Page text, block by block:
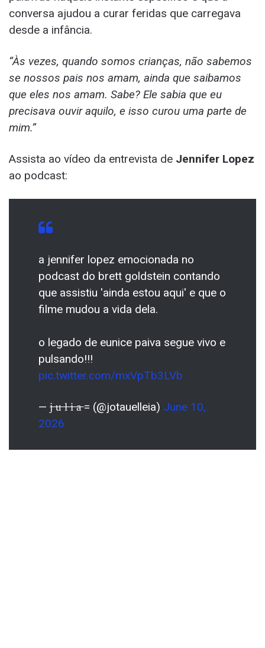
conversa ajudou a curar feridas que carregava
desde a infância.
“Às vezes, quando somos crianças, não sabemos
se nossos pais nos amam, ainda que saibamos
que eles nos amam. Sabe? Ele sabia que eu
precisava ouvir aquilo, e isso curou uma parte de
mim.”
Assista ao vídeo da entrevista de Jennifer Lopez
ao podcast:
a jennifer lopez emocionada no
podcast do brett goldstein contando
que assistiu 'ainda estou aqui' e que o
filme mudou a vida dela.
o legado de eunice paiva segue vivo e
pulsando!!!
pic.twitter.com/mxVpTb3LVb
— j̶ ̶u̶ ̶l̶ ̶i̶ ̶a̶ = (@jotauelleia) June 10,
2026